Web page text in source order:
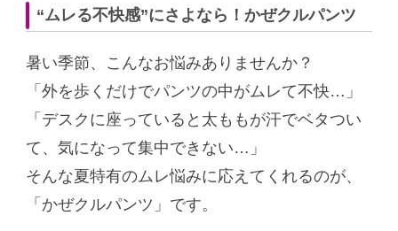
“ムレる不快感”にさよなら！かぜクルパンツ
暑い季節、こんなお悩みありませんか？
「外を歩くだけでパンツの中がムレて不快…」
「デスクに座っていると太ももが汗でベタつい
て、気になって集中できない…」
そんな夏特有のムレ悩みに応えてくれるのが、
「かぜクルパンツ」です。